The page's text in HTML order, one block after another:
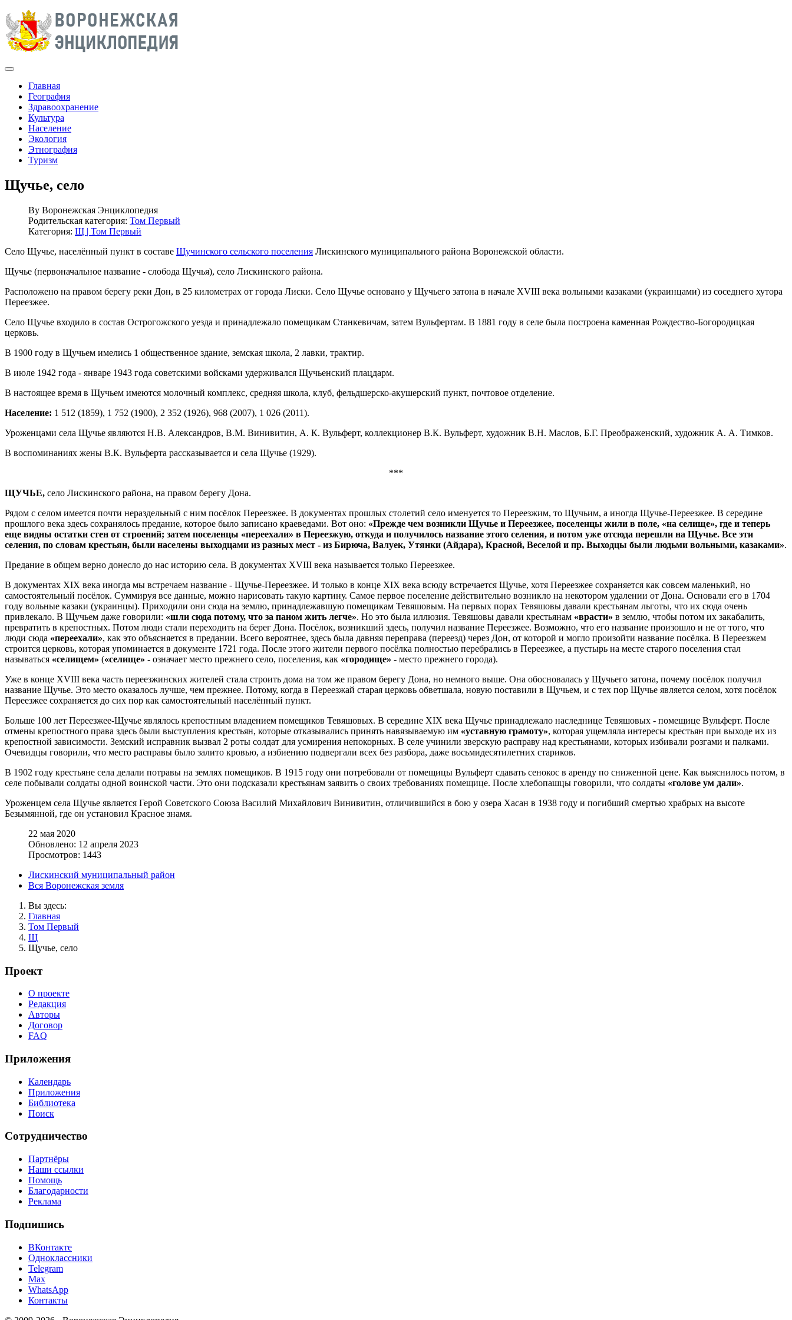
Главная
География
Здравоохранение
Культура
Население
Экология
Этнография
Туризм
Щучье, село
By Воронежская Энциклопедия
Родительская категория: Том Первый
Категория: Щ | Том Первый
Село Щучье, населённый пункт в составе Щучинского сельского поселения Лискинского муниципального района Воронежской области.
Щучье (первоначальное название - слобода Щучья), село Лискинского района.
Расположено на правом берегу реки Дон, в 25 километрах от города Лиски. Село Щучье основано у Щучьего затона в начале XVIII века вольными казаками (украинцами) из соседнего хутора
Переезжее.
Село Щучье входило в состав Острогожского уезда и принадлежало помещикам Станкевичам, затем Вульфертам. В 1881 году в селе была построена каменная Рождество-Богородицкая
церковь.
В 1900 году в Щучьем имелись 1 общественное здание, земская школа, 2 лавки, трактир.
В июле 1942 года - январе 1943 года советскими войсками удерживался Щучьенский плацдарм.
В настоящее время в Щучьем имеются молочный комплекс, средняя школа, клуб, фельдшерско-акушерский пункт, почтовое отделение.
Население: 1 512 (1859), 1 752 (1900), 2 352 (1926), 968 (2007), 1 026 (2011).
Уроженцами села Щучье являются Н.В. Александров, В.М. Винивитин, А. К. Вульферт, коллекционер В.К. Вульферт, художник В.Н. Маслов, Б.Г. Преображенский, художник А. А. Тимков.
В воспоминаниях жены В.К. Вульферта рассказывается и села Щучье (1929).
***
ЩУЧЬЕ, село Лискинского района, на правом берегу Дона.
Рядом с селом имеется почти нераздельный с ним посёлок Переезжее. В документах прошлых столетий село именуется то Переезжим, то Щучьим, а иногда Щучье-Переезжее. В середине
прошлого века здесь сохранялось предание, которое было записано краеведами. Вот оно: «Прежде чем возникли Щучье и Переезжее, поселенцы жили в поле, «на селище», где и теперь
еще видны остатки стен от строений; затем поселенцы «переехали» в Переезжую, откуда и получилось название этого селения, и потом уже отсюда перешли на Щучье. Все эти
селения, по словам крестьян, были населены выходцами из разных мест - из Бирюча, Валуек, Утянки (Айдара), Красной, Веселой и пр. Выходцы были людьми вольными, казаками».
Предание в общем верно донесло до нас историю села. В документах XVIII века называется только Переезжее.
В документах XIX века иногда мы встречаем название - Щучье-Переезжее. И только в конце XIX века всюду встречается Щучье, хотя Переезжее сохраняется как совсем маленький, но
самостоятельный посёлок. Суммируя все данные, можно нарисовать такую картину. Самое первое поселение действительно возникло на некотором удалении от Дона. Основали его в 1704
году вольные казаки (украинцы). Приходили они сюда на землю, принадлежавшую помещикам Тевяшовым. На первых порах Тевяшовы давали крестьянам льготы, что их сюда очень
привлекало. В Щучьем даже говорили: «шли сюда потому, что за паном жить легче». Но это была иллюзия. Тевяшовы давали крестьянам «врасти» в землю, чтобы потом их закабалить,
превратить в крепостных. Потом люди стали переходить на берег Дона. Посёлок, возникший здесь, получил название Переезжее. Возможно, что его название произошло и не от того, что
люди сюда «переехали», как это объясняется в предании. Всего вероятнее, здесь была давняя переправа (переезд) через Дон, от которой и могло произойти название посёлка. В Переезжем
строится церковь, которая упоминается в документе 1721 года. После этого жители первого посёлка полностью перебрались в Переезжее, а пустырь на месте старого поселения стал
называться «селищем» («селище» - означает место прежнего село, поселения, как «городище» - место прежнего города).
Уже в конце XVIII века часть переезжинских жителей стала строить дома на том же правом берегу Дона, но немного выше. Она обосновалась у Щучьего затона, почему посёлок получил
название Щучье. Это место оказалось лучше, чем прежнее. Потому, когда в Переезжай старая церковь обветшала, новую поставили в Щучьем, и с тех пор Щучье является селом, хотя посёлок
Переезжее сохраняется до сих пор как самостоятельный населённый пункт.
Больше 100 лет Переезжее-Щучье являлось крепостным владением помещиков Тевяшовых. В середине XIX века Щучье принадлежало наследнице Тевяшовых - помещице Вульферт. После
отмены крепостного права здесь были выступления крестьян, которые отказывались принять навязываемую им «уставную грамоту», которая ущемляла интересы крестьян при выходе их из
крепостной зависимости. Земский исправник вызвал 2 роты солдат для усмирения непокорных. В селе учинили зверскую расправу над крестьянами, которых избивали розгами и палками.
Очевидцы говорили, что место расправы было залито кровью, а избиению подвергали всех без разбора, даже восьмидесятилетних стариков.
В 1902 году крестьяне села делали потравы на землях помещиков. В 1915 году они потребовали от помещицы Вульферт сдавать сенокос в аренду по сниженной цене. Как выяснилось потом, в
селе побывали солдаты одной воинской части. Это они подсказали крестьянам заявить о своих требованиях помещице. После хлебопашцы говорили, что солдаты «голове ум дали».
Уроженцем села Щучье является Герой Советского Союза Василий Михайлович Винивитин, отличившийся в бою у озера Хасан в 1938 году и погибший смертью храбрых на высоте
Безымянной, где он установил Красное знамя.
22 мая 2020
Обновлено: 12 апреля 2023
Просмотров: 1443
Лискинский муниципальный район
Вся Воронежская земля
Вы здесь:
Главная
Том Первый
Щ
Щучье, село
Проект
О проекте
Редакция
Авторы
Договор
FAQ
Приложения
Календарь
Приложения
Библиотека
Поиск
Сотрудничество
Партнёры
Наши ссылки
Помощь
Благодарности
Реклама
Подпишись
ВКонтакте
Одноклассники
Telegram
Max
WhatsApp
Контакты